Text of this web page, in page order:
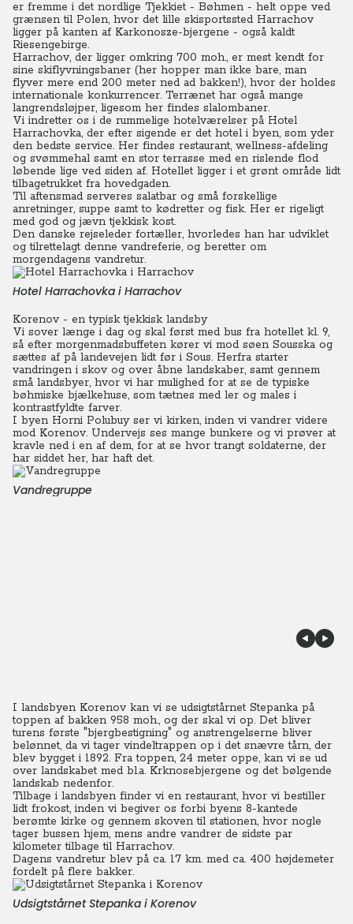
er fremme i det nordlige Tjekkiet - Bøhmen - helt oppe ved
grænsen til Polen, hvor det lille skisportssted Harrachov
ligger på kanten af Karkonosze-bjergene - også kaldt
Riesengebirge.
Harrachov, der ligger omkring 700 moh., er mest kendt for
sine skiflyvningsbaner (her hopper man ikke bare, man
flyver mere end 200 meter ned ad bakken!), hvor der holdes
internationale konkurrencer. Terrænet har også mange
langrendsløjper, ligesom her findes slalombaner.
Vi indretter os i de rummelige hotelværelser på Hotel
Harrachovka, der efter sigende er det hotel i byen, som yder
den bedste service. Her findes restaurant, wellness-afdeling
og svømmehal samt en stor terrasse med en rislende flod
løbende lige ved siden af. Hotellet ligger i et grønt område lidt
tilbagetrukket fra hovedgaden.
Til aftensmad serveres salatbar og små forskellige
anretninger, suppe samt to kødretter og fisk. Her er rigeligt
med god og jævn tjekkisk kost.
Den danske rejseleder fortæller, hvorledes han har udviklet
og tilrettelagt denne vandreferie, og beretter om
morgendagens vandretur.
Hotel Harrachovka i Harrachov
Korenov - en typisk tjekkisk landsby
Vi sover længe i dag og skal først med bus fra hotellet kl. 9,
så efter morgenmadsbuffeten kører vi mod søen Sousska og
sættes af på landevejen lidt før i Sous. Herfra starter
vandringen i skov og over åbne landskaber, samt gennem
små landsbyer, hvor vi har mulighed for at se de typiske
bøhmiske bjælkehuse, som tætnes med ler og males i
kontrastfyldte farver.
I byen Horni Polubuy ser vi kirken, inden vi vandrer videre
mod Korenov. Undervejs ses mange bunkere og vi prøver at
kravle ned i en af dem, for at se hvor trangt soldaterne, der
har siddet her, har haft det.
Vandregruppe
I landsbyen Korenov kan vi se udsigtstårnet Stepanka på
toppen af bakken 958 moh., og der skal vi op. Det bliver
turens første "bjergbestigning" og anstrengelserne bliver
belønnet, da vi tager vindeltrappen op i det snævre tårn, der
blev bygget i 1892. Fra toppen, 24 meter oppe, kan vi se ud
over landskabet med bl.a. Krknosebjergene og det bølgende
landskab nedenfor.
Tilbage i landsbyen finder vi en restaurant, hvor vi bestiller
lidt frokost, inden vi begiver os forbi byens 8-kantede
berømte kirke og gennem skoven til stationen, hvor nogle
tager bussen hjem, mens andre vandrer de sidste par
kilometer tilbage til Harrachov.
Dagens vandretur blev på ca. 17 km. med ca. 400 højdemeter
fordelt på flere bakker.
Udsigtstårnet Stepanka i Korenov